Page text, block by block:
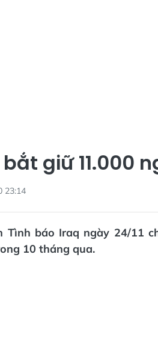
giữ 11.000
23:14
Tình báo Iraq ngày 24/11
10 tháng qua.